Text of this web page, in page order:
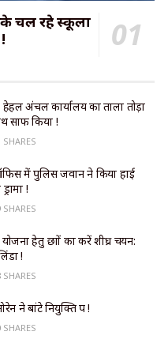
के चल रहे स्कूलों
हेहल अंचल कार्यालय का ताला तोड़ा
साफ किया !
SHARES
में पुलिस जवान ने किया हाई
!
SHARES
योजना हेतु छात्रों का करें शीघ्र चयन:
!
SHARES
ने बांटे नियुक्ति पत्र !
SHARES